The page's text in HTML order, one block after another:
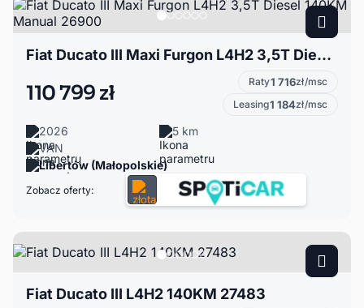
Fiat Ducato III Maxi Furgon L4H2 3,5T Diesel 140KM Manual 26900
110 799 zł Raty1 716zł/msc
Leasing1 184zł/msc
2026
5 km
VAN
Libertów (Małopolskie)
Zobacz oferty:
Fiat Ducato III L4H2 140KM 27483